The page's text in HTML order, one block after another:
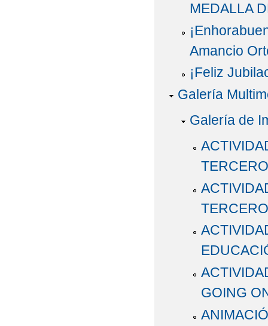
MEDALLA
Amancio
¡Feliz
Galería
Galería de
GOING